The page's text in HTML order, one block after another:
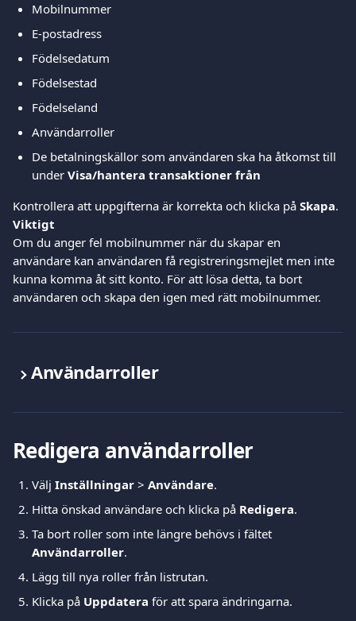
Mobilnummer
E-postadress
Födelsedatum
Födelsestad
Födelseland
Användarroller
De betalningskällor som användaren ska ha åtkomst till
under Visa/hantera transaktioner från
Kontrollera att uppgifterna är korrekta och klicka på Skapa.
Viktigt
Om du anger fel mobilnummer när du skapar en
användare kan användaren få registreringsmejlet men inte
kunna komma åt sitt konto. För att lösa detta, ta bort
användaren och skapa den igen med rätt mobilnummer.
Användarroller
Redigera användarroller
Välj Inställningar > Användare.
Hitta önskad användare och klicka på Redigera.
Ta bort roller som inte längre behövs i fältet
Användarroller.
Lägg till nya roller från listrutan.
Klicka på Uppdatera för att spara ändringarna.